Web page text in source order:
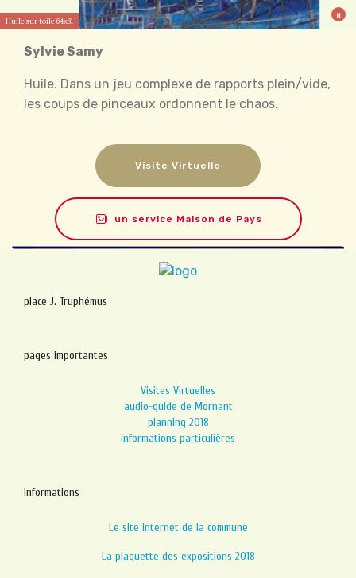
Huile sur toile 64x81
Sylvie Samy
Huile. Dans un jeu complexe de rapports plein/vide,
les coups de pinceaux ordonnent le chaos.
Visite Virtuelle
un service Maison de Pays
place J. Truphémus
pages importantes
Visites Virtuelles
audio-guide de Mornant
planning 2018
informations particulières
informations
Le site internet de la commune
La plaquette des expositions 2018